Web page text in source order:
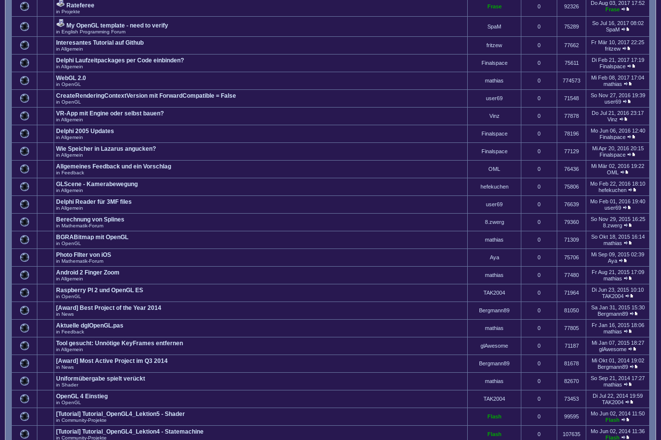
Rateferee
in Projekte
Frase 0 92326
Do Aug 03, 2017 17:52
Frase
My OpenGL template - need to verify
in English Programming Forum
SpaM 0 75289
So Jul 16, 2017 08:02
SpaM
Interesantes Tutorial auf Github
in Allgemein
fritzew 0 77662
Fr Mär 10, 2017 22:25
fritzew
Delphi Laufzeitpackages per Code einbinden?
in Allgemein
Finalspace 0 75611
Di Feb 21, 2017 17:19
Finalspace
WebGL 2.0
in OpenGL
mathias 0 774573
Mi Feb 08, 2017 17:04
mathias
CreateRenderingContextVersion mit ForwardCompatible = False
in OpenGL
user69 0 71548
So Nov 27, 2016 19:39
user69
VR-App mit Engine oder selbst bauen?
in Allgemein
Vinz 0 77878
Do Jul 21, 2016 23:17
Vinz
Delphi 2005 Updates
in Allgemein
Finalspace 0 78196
Mo Jun 06, 2016 12:40
Finalspace
Wie Speicher in Lazarus angucken?
in Allgemein
Finalspace 0 77129
Mi Apr 20, 2016 20:15
Finalspace
Allgemeines Feedback und ein Vorschlag
in Feedback
OML 0 76436
Mi Mär 02, 2016 19:22
OML
GLScene - Kamerabewegung
in Allgemein
hefekuchen 0 75806
Mo Feb 22, 2016 18:10
hefekuchen
Delphi Reader für 3MF files
in Allgemein
user69 0 76639
Mo Feb 01, 2016 19:40
user69
Berechnung von Splines
in Mathematik-Forum
8.zwerg 0 79360
So Nov 29, 2015 16:25
8.zwerg
BGRABitmap mit OpenGL
in OpenGL
mathias 0 71309
So Okt 18, 2015 16:14
mathias
Photo FIlter von iOS
in Mathematik-Forum
Aya 0 75706
Mi Sep 09, 2015 02:39
Aya
Android 2 Finger Zoom
in Allgemein
mathias 0 77480
Fr Aug 21, 2015 17:09
mathias
Raspberry PI 2 und OpenGL ES
in OpenGL
TAK2004 0 71964
Di Jun 23, 2015 10:10
TAK2004
[Award] Best Project of the Year 2014
in News
Bergmann89 0 81050
Sa Jan 31, 2015 15:30
Bergmann89
Aktuelle dglOpenGL.pas
in Feedback
mathias 0 77805
Fr Jan 16, 2015 18:06
mathias
Tool gesucht: Unnötige KeyFrames entfernen
in Allgemein
glAwesome 0 71187
Mi Jan 07, 2015 18:27
glAwesome
[Award] Most Active Project im Q3 2014
in News
Bergmann89 0 81678
Mi Okt 01, 2014 19:02
Bergmann89
Uniformübergabe spielt verückt
in Shader
mathias 0 82670
So Sep 21, 2014 17:27
mathias
OpenGL 4 Einstieg
in OpenGL
TAK2004 0 73453
Di Jul 22, 2014 19:59
TAK2004
[Tutorial] Tutorial_OpenGL4_Lektion5 - Shader
in Community-Projekte
Flash 0 99595
Mo Jun 02, 2014 11:50
Flash
[Tutorial] Tutorial_OpenGL4_Lektion4 - Statemachine
in Community-Projekte
Flash 0 107635
Mo Jun 02, 2014 11:36
Flash